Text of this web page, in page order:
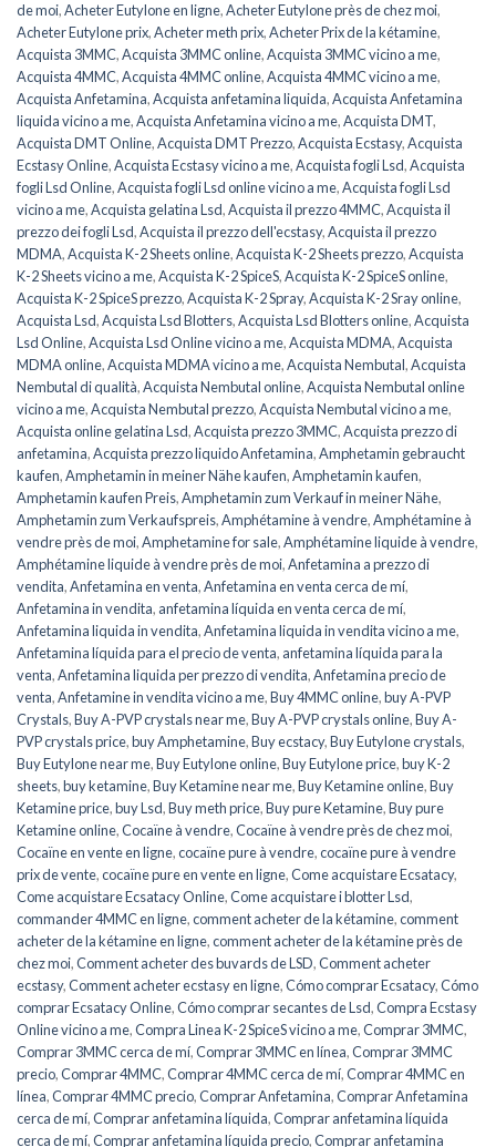
de moi,Acheter Eutylone en ligne,Acheter Eutylone près de chez moi,
Acheter Eutylone prix,Acheter meth prix,Acheter Prix de la kétamine,
Acquista 3MMC,Acquista 3MMC online,Acquista 3MMC vicino a me,
Acquista 4MMC,Acquista 4MMC online,Acquista 4MMC vicino a me,
Acquista Anfetamina,Acquista anfetamina liquida,Acquista Anfetamina
liquida vicino a me,Acquista Anfetamina vicino a me,Acquista DMT,
Acquista DMT Online,Acquista DMT Prezzo,Acquista Ecstasy,Acquista
Ecstasy Online,Acquista Ecstasy vicino a me,Acquista fogli Lsd,Acquista
fogli Lsd Online,Acquista fogli Lsd online vicino a me,Acquista fogli Lsd
vicino a me,Acquista gelatina Lsd,Acquista il prezzo 4MMC,Acquista il
prezzo dei fogli Lsd,Acquista il prezzo dell'ecstasy,Acquista il prezzo
MDMA,Acquista K-2 Sheets online,Acquista K-2 Sheets prezzo,Acquista
K-2 Sheets vicino a me,Acquista K-2 SpiceS,Acquista K-2 SpiceS online,
Acquista K-2 SpiceS prezzo,Acquista K-2 Spray,Acquista K-2 Sray online,
Acquista Lsd,Acquista Lsd Blotters,Acquista Lsd Blotters online,Acquista
Lsd Online,Acquista Lsd Online vicino a me,Acquista MDMA,Acquista
MDMA online,Acquista MDMA vicino a me,Acquista Nembutal,Acquista
Nembutal di qualità,Acquista Nembutal online,Acquista Nembutal online
vicino a me,Acquista Nembutal prezzo,Acquista Nembutal vicino a me,
Acquista online gelatina Lsd,Acquista prezzo 3MMC,Acquista prezzo di
anfetamina,Acquista prezzo liquido Anfetamina,Amphetamin gebraucht
kaufen,Amphetamin in meiner Nähe kaufen,Amphetamin kaufen,
Amphetamin kaufen Preis,Amphetamin zum Verkauf in meiner Nähe,
Amphetamin zum Verkaufspreis,Amphétamine à vendre,Amphétamine à
vendre près de moi,Amphetamine for sale,Amphétamine liquide à vendre,
Amphétamine liquide à vendre près de moi,Anfetamina a prezzo di
vendita,Anfetamina en venta,Anfetamina en venta cerca de mí,
Anfetamina in vendita, anfetamina líquida en venta cerca de mí,
Anfetamina liquida in vendita,Anfetamina liquida in vendita vicino a me,
Anfetamina líquida para el precio de venta, anfetamina líquida para la
venta,Anfetamina liquida per prezzo di vendita,Anfetamina precio de
venta,Anfetamine in vendita vicino a me,Buy 4MMC online,buy A-PVP
Crystals,Buy A-PVP crystals near me,Buy A-PVP crystals online,Buy A-
PVP crystals price,buy Amphetamine,Buy ecstacy,Buy Eutylone crystals,
Buy Eutylone near me,Buy Eutylone online,Buy Eutylone price,buy K-2
sheets,buy ketamine,Buy Ketamine near me,Buy Ketamine online,Buy
Ketamine price,buy Lsd,Buy meth price,Buy pure Ketamine,Buy pure
Ketamine online,Cocaïne à vendre,Cocaïne à vendre près de chez moi,
Cocaïne en vente en ligne,cocaïne pure à vendre,cocaïne pure à vendre
prix de vente,cocaïne pure en vente en ligne,Come acquistare Ecsatacy,
Come acquistare Ecsatacy Online,Come acquistare i blotter Lsd,
commander 4MMC en ligne,comment acheter de la kétamine,comment
acheter de la kétamine en ligne,comment acheter de la kétamine près de
chez moi,Comment acheter des buvards de LSD,Comment acheter
ecstasy,Comment acheter ecstasy en ligne,Cómo comprar Ecsatacy,Cómo
comprar Ecsatacy Online,Cómo comprar secantes de Lsd,Compra Ecstasy
Online vicino a me,Compra Linea K-2 SpiceS vicino a me,Comprar 3MMC,
Comprar 3MMC cerca de mí,Comprar 3MMC en línea,Comprar 3MMC
precio,Comprar 4MMC,Comprar 4MMC cerca de mí,Comprar 4MMC en
línea,Comprar 4MMC precio,Comprar Anfetamina,Comprar Anfetamina
cerca de mí,Comprar anfetamina líquida,Comprar anfetamina líquida
cerca de mí,Comprar anfetamina líquida precio,Comprar anfetamina